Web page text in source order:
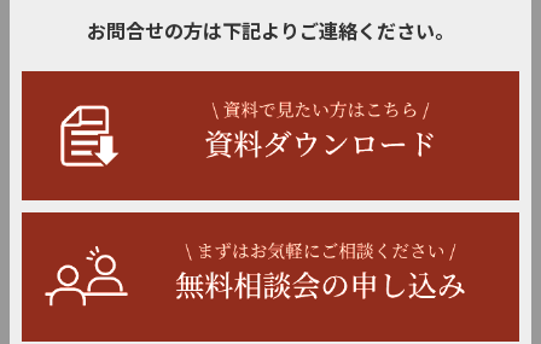
お問合せの方は下記よりご連絡ください。